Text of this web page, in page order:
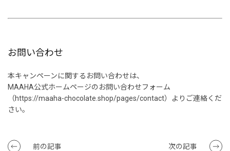
お問い合わせ
本キャンペーンに関するお問い合わせは、
MAAHA公式ホームページのお問い合わせフォーム
（https://maaha-chocolate.shop/pages/contact）よりご連絡くだ
さい。
前の記事 次の記事